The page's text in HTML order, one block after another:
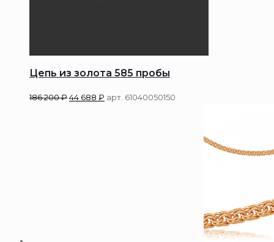
Цепь из золота 585 пробы
186 200₽44 688 ₽ арт. 61040050150